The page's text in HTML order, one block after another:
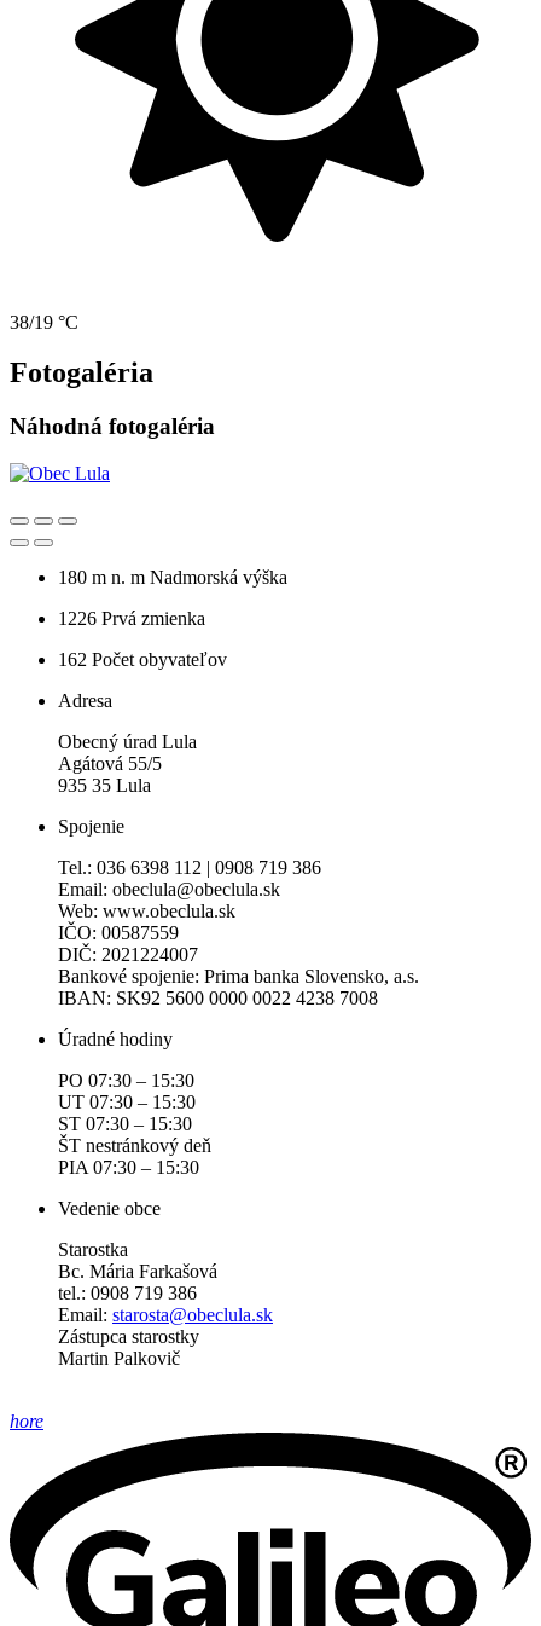
38/19 °C
Fotogaléria
Náhodná fotogaléria
180 m n. m Nadmorská výška
1226 Prvá zmienka
162 Počet obyvateľov
Adresa
Obecný úrad Lula
Agátová 55/5
935 35 Lula
Spojenie
Tel.: 036 6398 112 | 0908 719 386
Email: obeclula@obeclula.sk
Web: www.obeclula.sk
IČO: 00587559
DIČ: 2021224007
Bankové spojenie: Prima banka Slovensko, a.s.
IBAN: SK92 5600 0000 0022 4238 7008
Úradné hodiny
PO 07:30 – 15:30
UT 07:30 – 15:30
ST 07:30 – 15:30
ŠT nestránkový deň
PIA 07:30 – 15:30
Vedenie obce
Starostka
Bc. Mária Farkašová
tel.: 0908 719 386
Email: starosta@obeclula.sk
Zástupca starostky
Martin Palkovič
hore